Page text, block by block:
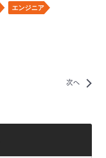
エンジニア
次へ